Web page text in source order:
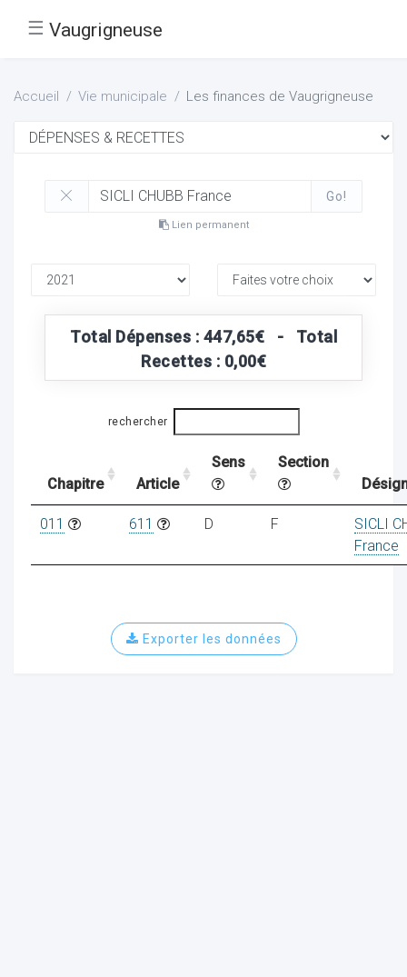
☰ Vaugrigneuse
Accueil Vie municipale Les finances de Vaugrigneuse
Go!
Lien permanent
Total Dépenses : 447,65€ - Total
Recettes : 0,00€
rechercher
Chapitre Article
Sens
Section
011 611 D F
SICLI
France
Exporter les données